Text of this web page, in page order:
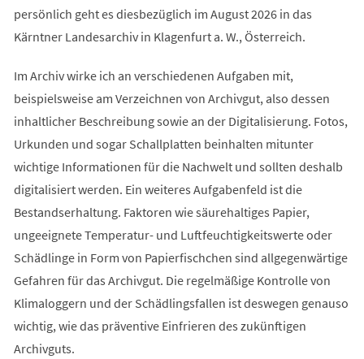
persönlich geht es diesbezüglich im August 2026 in das
Kärntner Landesarchiv in Klagenfurt a. W., Österreich.
Im Archiv wirke ich an verschiedenen Aufgaben mit,
beispielsweise am Verzeichnen von Archivgut, also dessen
inhaltlicher Beschreibung sowie an der Digitalisierung. Fotos,
Urkunden und sogar Schallplatten beinhalten mitunter
wichtige Informationen für die Nachwelt und sollten deshalb
digitalisiert werden. Ein weiteres Aufgabenfeld ist die
Bestandserhaltung. Faktoren wie säurehaltiges Papier,
ungeeignete Temperatur- und Luftfeuchtigkeitswerte oder
Schädlinge in Form von Papierfischchen sind allgegenwärtige
Gefahren für das Archivgut. Die regelmäßige Kontrolle von
Klimaloggern und der Schädlingsfallen ist deswegen genauso
wichtig, wie das präventive Einfrieren des zukünftigen
Archivguts.